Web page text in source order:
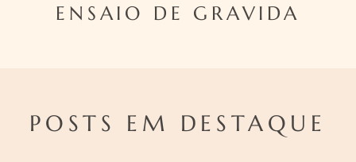
ENSAIO DE GRAVIDA
POSTS EM DESTAQUE